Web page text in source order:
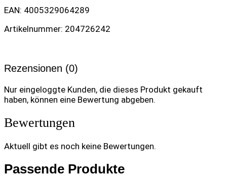
EAN: 4005329064289
Artikelnummer: 204726242
Rezensionen (0)
Nur eingeloggte Kunden, die dieses Produkt gekauft
haben, können eine Bewertung abgeben.
Bewertungen
Aktuell gibt es noch keine Bewertungen.
Passende Produkte